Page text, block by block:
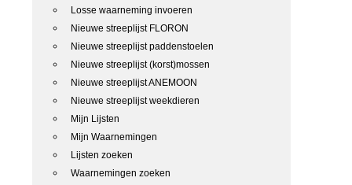
Losse waarneming invoeren
Nieuwe streeplijst FLORON
Nieuwe streeplijst paddenstoelen
Nieuwe streeplijst (korst)mossen
Nieuwe streeplijst ANEMOON
Nieuwe streeplijst weekdieren
Mijn Lijsten
Mijn Waarnemingen
Lijsten zoeken
Waarnemingen zoeken